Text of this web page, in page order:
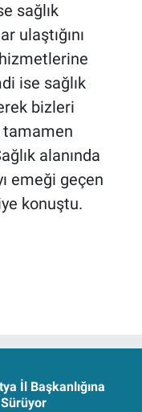
sağlık
ulaştığını
ise sağlık
bizleri
alanında
emeği geçen
konuştu.
İl Başkanlığına